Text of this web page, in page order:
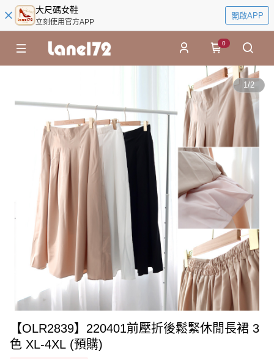
大尺碼女鞋
立刻使用官方APP
開啟APP
0
1/2
【OLR2839】220401前壓折後鬆緊休閒長裙 3
色 XL-4XL (預購)